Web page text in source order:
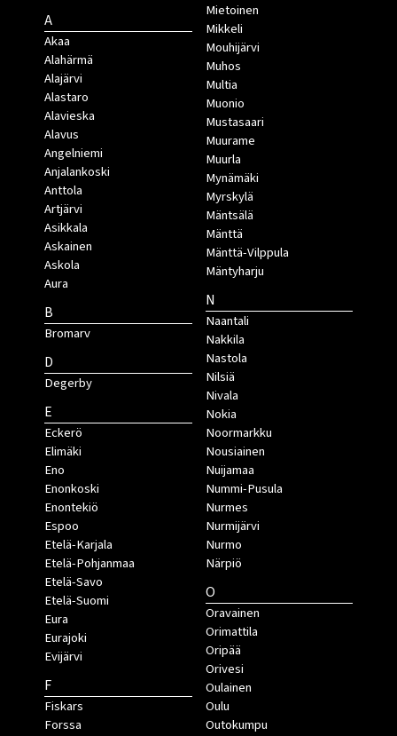
A
Akaa
Alahärmä
Alajärvi
Alastaro
Alavieska
Alavus
Angelniemi
Anjalankoski
Anttola
Artjärvi
Asikkala
Askainen
Askola
Aura
B
Bromarv
D
Degerby
E
Eckerö
Elimäki
Eno
Enonkoski
Enontekiö
Espoo
Etelä-Karjala
Etelä-Pohjanmaa
Etelä-Savo
Etelä-Suomi
Eura
Eurajoki
Evijärvi
F
Fiskars
Forssa
Mietoinen
Mikkeli
Mouhijärvi
Muhos
Multia
Muonio
Mustasaari
Muurame
Muurla
Mynämäki
Myrskylä
Mäntsälä
Mänttä
Mänttä-Vilppula
Mäntyharju
N
Naantali
Nakkila
Nastola
Nilsiä
Nivala
Nokia
Noormarkku
Nousiainen
Nuijamaa
Nummi-Pusula
Nurmes
Nurmijärvi
Nurmo
Närpiö
O
Oravainen
Orimattila
Oripää
Orivesi
Oulainen
Oulu
Outokumpu